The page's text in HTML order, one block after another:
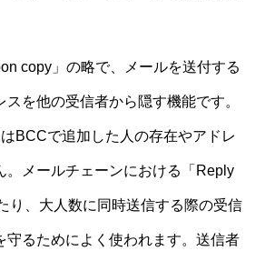
copy」の略で、メールを送付する
を他の受信者から隠す機能です。
BCCで追加した人の存在やアドレ
。メールチェーンにおける「Reply
り、大人数に同時送信する際の受信
守るためによく使われます。送信者